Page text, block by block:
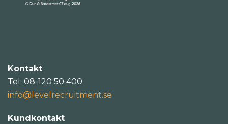
Kontakt
Tel: 08-120 50 400
info@levelrecruitment.se
Kundkontakt